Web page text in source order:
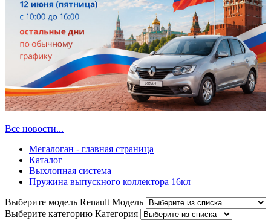
Все новости...
Мегалоган - главная страница
Каталог
Выхлопная система
Пружина выпускного коллектора 16кл
Выберите модель Renault Модель
Выберите категорию Категория